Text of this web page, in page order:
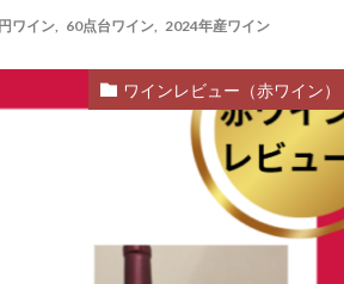
ワイン, 60点台ワイン,
2024年産ワイン
ワインレビュー（赤ワイン）